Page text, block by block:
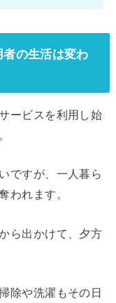
の生活は変わ
ービスを利用し始
ですが、一人暮ら
われます。
ら出かけて、夕方
除や洗濯もその日